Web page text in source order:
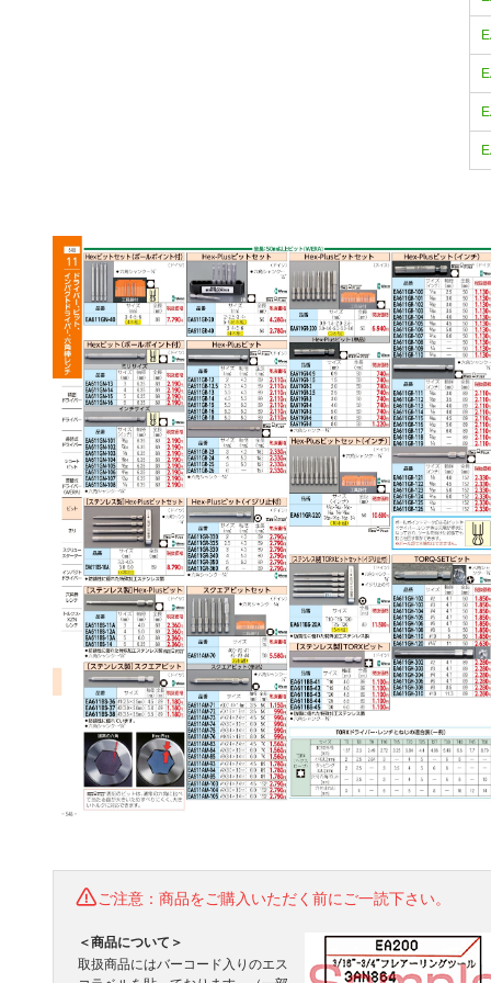
ご注意：商品をご購入いただく前にご一読下さい。
＜商品について＞
取扱商品にはバーコード入りのエス